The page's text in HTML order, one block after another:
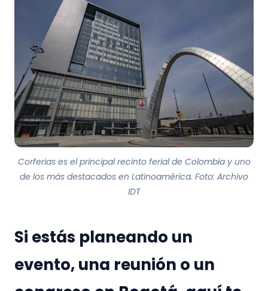
Corferias es el principal recinto ferial de Colombia y uno
de los más destacados en Latinoamérica. Foto: Archivo
IDT
Si estás planeando un
evento, una reunión o un